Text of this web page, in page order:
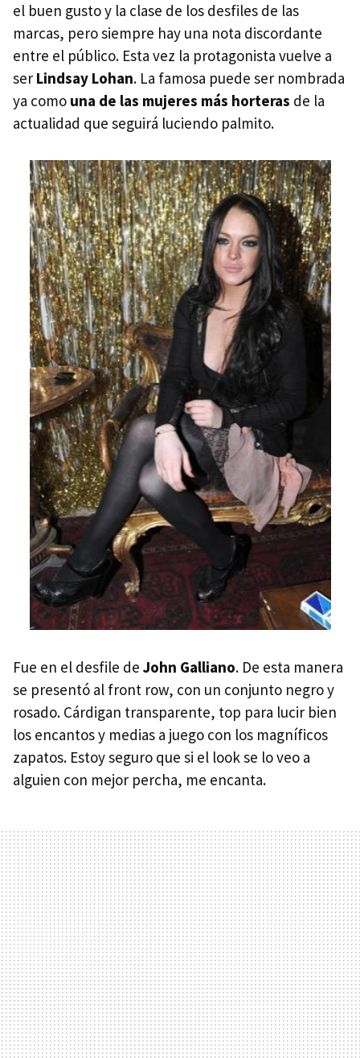
el buen gusto y la clase de los desfiles de las
marcas, pero siempre hay una nota discordante
entre el público. Esta vez la protagonista vuelve a
ser Lindsay Lohan. La famosa puede ser nombrada
ya como una de las mujeres más horteras de la
actualidad que seguirá luciendo palmito.
Fue en el desfile de John Galliano. De esta manera
se presentó al front row, con un conjunto negro y
rosado. Cárdigan transparente, top para lucir bien
los encantos y medias a juego con los magníficos
zapatos. Estoy seguro que si el look se lo veo a
alguien con mejor percha, me encanta.